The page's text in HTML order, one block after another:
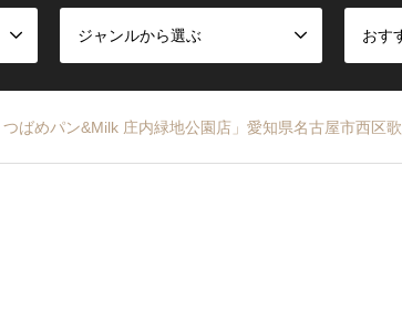
ジャンルから選ぶ おす
ばめパン&Milk 庄内緑地公園店」愛知県名古屋市西区